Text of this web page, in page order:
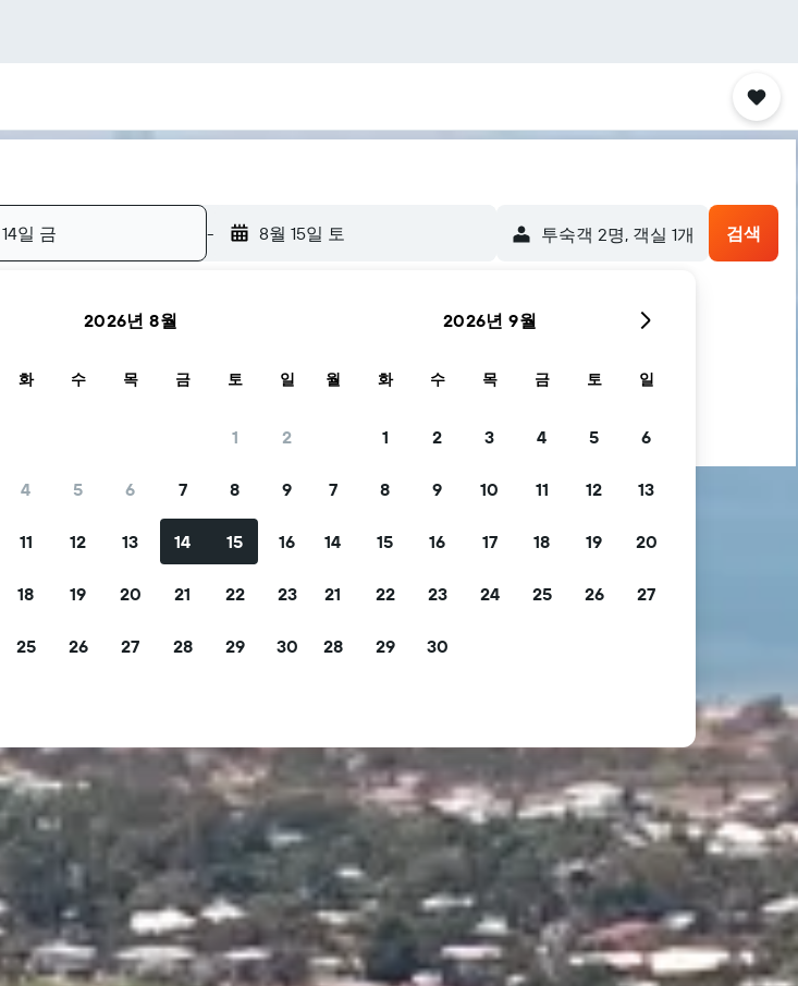
일 금 - 8월 15일 토 ​투숙객 2​명, ​객실 1개 검색
2026년 8월
화 수 목 금 토 일
1 2
4 5 6 7 8 9
11 12 13 14 15 16
18 19 20 21 22 23
25 26 27 28 29 30
2026년 9월
월 화 수 목 금 토 일
1 2 3 4 5 6
7 8 9 10 11 12 13
14 15 16 17 18 19 20
21 22 23 24 25 26 27
28 29 30